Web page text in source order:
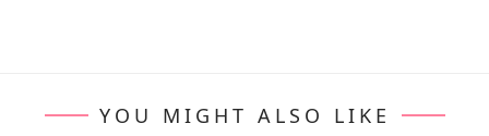
YOU MIGHT ALSO LIKE